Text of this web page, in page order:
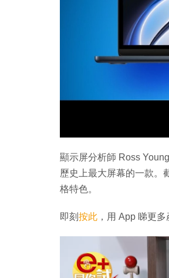
顯示屏分析師 Ross
歷史上最大屏幕的一款。
格特色。
即刻 按此 ，用 App 睇更